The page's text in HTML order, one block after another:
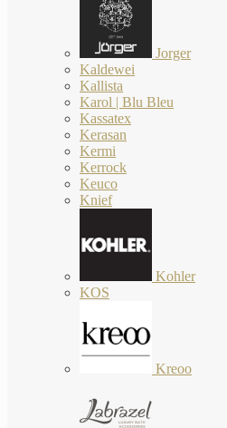
Jorger
Kaldewei
Kallista
Karol | Blu Bleu
Kassatex
Kerasan
Kermi
Kerrock
Keuco
Knief
Kohler
KOS
Kreoo